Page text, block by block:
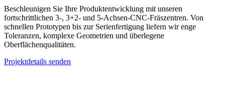
Beschleunigen Sie Ihre Produktentwicklung mit unseren
fortschrittlichen 3-, 3+2- und 5-Achsen-CNC-Fräszentren. Von
schnellen Prototypen bis zur Serienfertigung liefern wir enge
Toleranzen, komplexe Geometrien und überlegene
Oberflächenqualitäten.
Projektdetails senden